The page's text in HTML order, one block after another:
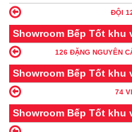
ĐỘI
Showroom Bếp Tốt khu
126 ĐẶNG NGUYÊN
Showroom Bếp Tốt khu
74
Showroom Bếp Tốt khu